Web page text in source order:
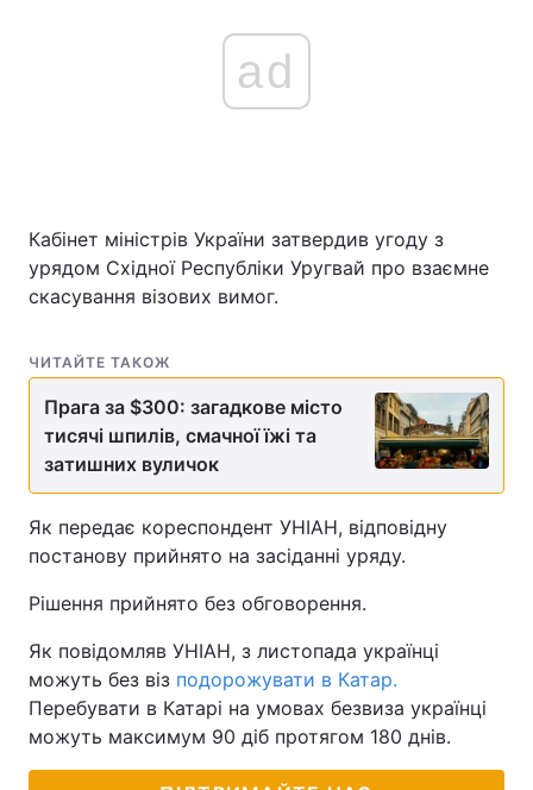
ad
Кабінет міністрів України затвердив угоду з
урядом Східної Республіки Уругвай про взаємне
скасування візових вимог.
ЧИТАЙТЕ ТАКОЖ
Прага за $300: загадкове місто
тисячі шпилів, смачної їжі та
затишних вуличок
Як передає кореспондент УНІАН, відповідну
постанову прийнято на засіданні уряду.
Рішення прийнято без обговорення.
Як повідомляв УНІАН, з листопада українці
можуть без віз подорожувати в Катар.
Перебувати в Катарі на умовах безвиза українці
можуть максимум 90 діб протягом 180 днів.